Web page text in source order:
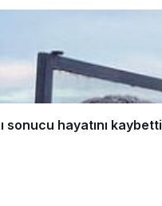
sonucu hayatını kaybetti